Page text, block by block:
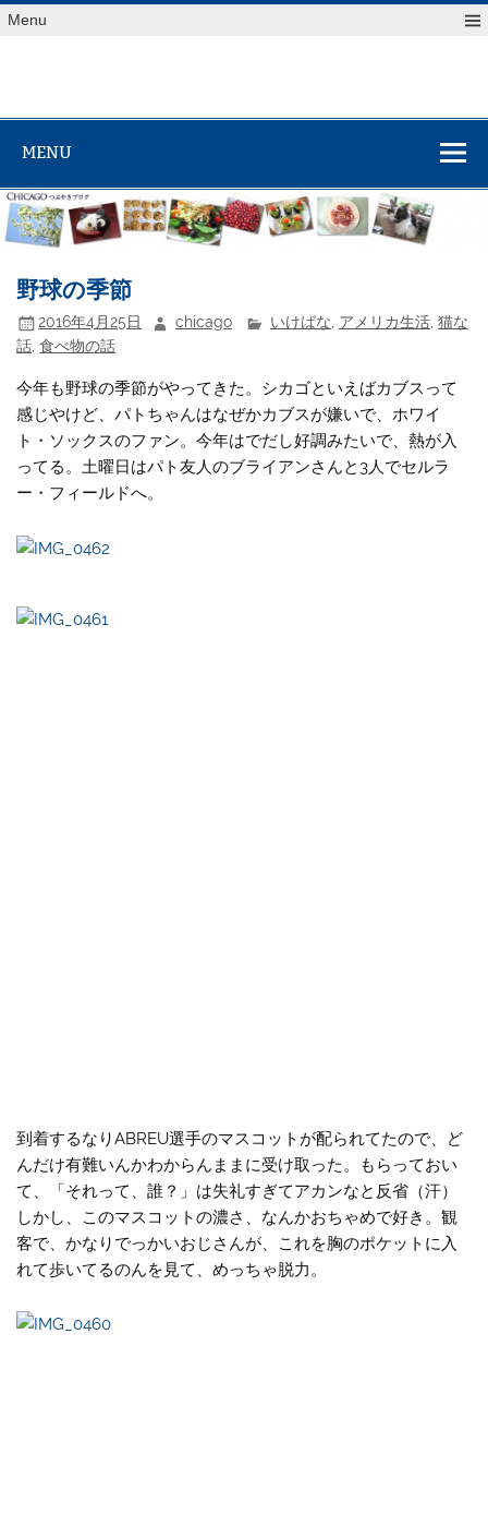
Skip
toMenu
MENU
野球の季節
2016年4月25日 chicago いけばな アメリカ生活, 猫な
話 ,食べ物の話
今年も野球の季節がやってきた。シカゴといえばカブスって
感じやけど、パトちゃんはなぜかカブスが嫌いで、ホワイ
ト・ソックスのファン。今年はでだし好調みたいで、熱が入
ってる。土曜日はパト友人のブライアンさんと3人でセルラ
ー・フィールドへ。
到着するなりABREU選手のマスコットが配られてたので、ど
んだけ有難いんかわからんままに受け取った。もらっておい
て、「それって、誰？」は失礼すぎてアカンなと反省（汗）
しかし、このマスコットの濃さ、なんかおちゃめで好き。観
客で、かなりでっかいおじさんが、これを胸のポケットに入
れて歩いてるのんを見て、めっちゃ脱力。